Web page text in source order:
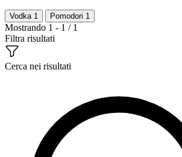
Vodka 1 Pomodori 1
Mostrando 1 - 1 / 1
Filtra risultati
Cerca nei risultati